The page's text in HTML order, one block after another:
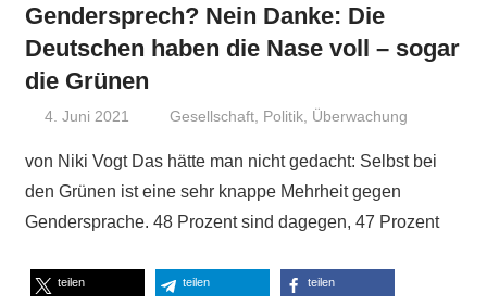
Gendersprech? Nein Danke: Die
Deutschen haben die Nase voll – sogar
die Grünen
4. Juni 2021 Niki Vogt
Gesellschaft, Politik, Überwachung
von Niki Vogt Das hätte man nicht gedacht: Selbst bei
den Grünen ist eine sehr knappe Mehrheit gegen
Gendersprache. 48 Prozent sind dagegen, 47 Prozent
teilen teilen teilen